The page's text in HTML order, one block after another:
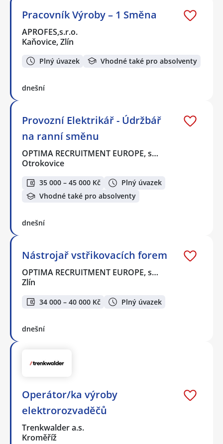
Pracovník Výroby – 1 Směna
APROFES,s.r.o.
Kaňovice, Zlín
Plný úvazek Vhodné také pro absolventy
dnešní
Provozní Elektrikář - Údržbář
na ranní směnu
OPTIMA RECRUITMENT EUROPE, s…
Otrokovice
35 000 – 45 000 Kč
Plný úvazek
Vhodné také pro absolventy
dnešní
Nástrojař vstřikovacích forem
OPTIMA RECRUITMENT EUROPE, s…
Zlín
34 000 – 40 000 Kč Plný úvazek
dnešní
Operátor/ka výroby
elektrorozvaděčů
Trenkwalder a.s.
Kroměříž